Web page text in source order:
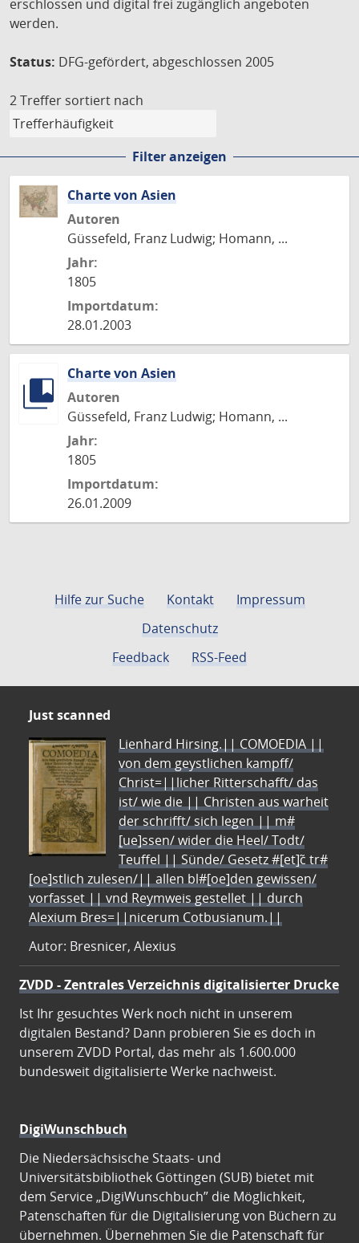
erschlossen und digital frei zugänglich angeboten
werden.
Status: DFG-gefördert, abgeschlossen 2005
2 Treffer sortiert nach
Filter anzeigen
Charte von Asien
Autoren
Güssefeld, Franz Ludwig; Homann, ...
Jahr:
1805
Importdatum:
28.01.2003
Charte von Asien
Autoren
Güssefeld, Franz Ludwig; Homann, ...
Jahr:
1805
Importdatum:
26.01.2009
Hilfe zur Suche Kontakt
Impressum
Datenschutz
Feedback
RSS-Feed
Just scanned
Lienhard Hirsing.|| COMOEDIA ||
von dem geystlichen kampff/
Christ=||licher Ritterschafft/ das
ist/ wie die || Christen aus warheit
der schrifft/ sich legen || m#
[ue]ssen/ wider die Heel/ Todt/
Teuffel || Sünde/ Gesetz #[et]c̃ tr#
[oe]stlich zulesen/|| allen bl#[oe]den gewissen/
vorfasset || vnd Reymweis gestellet || durch
Alexium Bres=||nicerum Cotbusianum.||
Autor: Bresnicer, Alexius
ZVDD - Zentrales Verzeichnis digitalisierter Drucke
Ist Ihr gesuchtes Werk noch nicht in unserem
digitalen Bestand? Dann probieren Sie es doch in
unserem ZVDD Portal, das mehr als 1.600.000
bundesweit digitalisierte Werke nachweist.
DigiWunschbuch
Die Niedersächsische Staats- und
Universitätsbibliothek Göttingen (SUB) bietet mit
dem Service „DigiWunschbuch” die Möglichkeit,
Patenschaften für die Digitalisierung von Büchern zu
übernehmen. Übernehmen Sie die Patenschaft für